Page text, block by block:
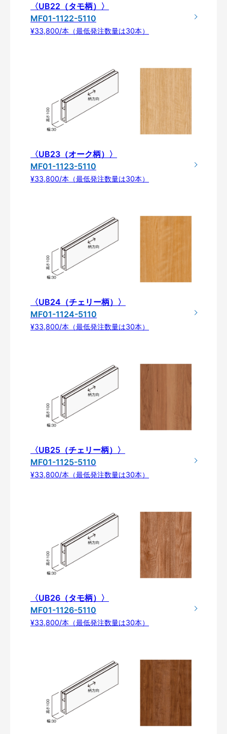
〈UB22（タモ柄）〉
MF01-1122-5110
¥33,800/本（最低発注数量は30本）
〈UB23（オーク柄）〉
MF01-1123-5110
¥33,800/本（最低発注数量は30本）
〈UB24（チェリー柄）〉
MF01-1124-5110
¥33,800/本（最低発注数量は30本）
〈UB25（チェリー柄）〉
MF01-1125-5110
¥33,800/本（最低発注数量は30本）
〈UB26（タモ柄）〉
MF01-1126-5110
¥33,800/本（最低発注数量は30本）